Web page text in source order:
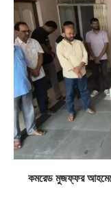
কমরেড মুজফ্ফর